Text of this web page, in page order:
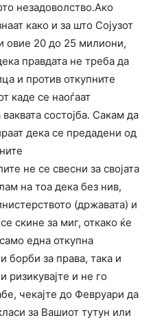
незадоволство.Ако
како и за што Сојузот
овие 20 до 25 милиони,
правдата не треба да
и против откупните
каде се наоѓаат
состојба. Сакам да
дека се предадени од
не се свесни за својата
на тоа дека без нив,
(државата) и
скине за миг, откако ќе
една откупна
борби за права, така и
ризикувајте и не го
чекајте до Февруари да
за Вашиот тутун или